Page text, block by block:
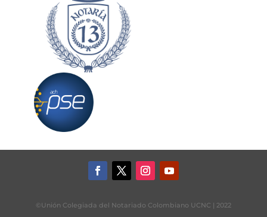
©Unión Colegiada del Notariado Colombiano UCNC | 2022